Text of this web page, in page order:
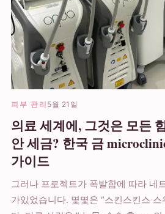
피부 관리 5월 21일
의료 세계에, 그것은 모든
안 세금? 한국 금
가이드
그러나 프로젝트가 폭발함에 따라 네
가있었습니다. 몇몇은 “스킨스킨스 스